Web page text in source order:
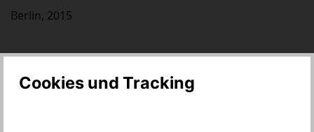
Berlin, 2015